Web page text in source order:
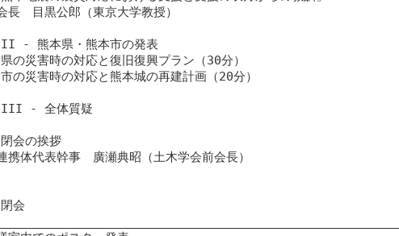
　目黒公郎（東京大学教授）
II - 熊本県・熊本市の発表
の災害時の対応と復旧復興プラン（30分）
の災害時の対応と熊本城の再建計画（20分）
III - 全体質疑
会の挨拶
携体代表幹事　廣瀬典昭（土木学会前会長）
会